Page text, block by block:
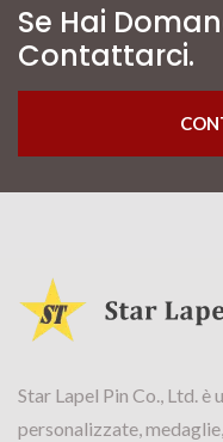
Se Hai
Contattarci.
Star Lapel Pin Co., Ltd.
personalizzate,